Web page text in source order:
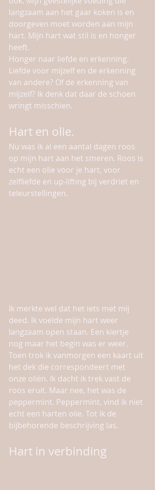
langzaam aan het gaar koken is en
doorgeven moet worden aan mijn
hart. Mijn hart wat stil is en honger
heeft.
Honger naar liefde en erkenning.
Liefde voor mijzelf en de erkenning
van andere? Of de erkenning van
mijzelf? Ik denk dat daar de schoen
wringt misschien.
Hart en olie.
Nu was ik al een aantal dagen roos
op mijn hart aan het smeren. Roos is
echt een olie voor je hart, voor
zelfliefde en up-lifting bij verdriet en
teleurstellingen.
Ik merkte wel dat het iets met mij
deed. Ik voelde mijn hart weer
langzaam open staan. Een kiertje
nog maar het begin was er weer.
Toen trok ik vanmorgen een kaart uit
het dek die correspondeert met
onze oliën. Ik dacht ik trek vast de
roos eruit. Maar nee, het was de
peppermint. Peppermint, vind ik niet
echt een harten olie. Tot ik de
bijbehorende beschrijving las.
Hart in verbinding